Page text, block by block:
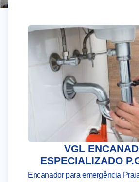
VGL
ESPECIALIZADO
Encanador para emergência